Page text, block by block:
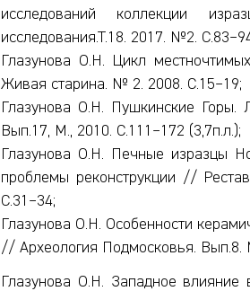
исследований коллекции
исследования.Т.18. 2017. №2.
Глазунова О.Н. Цикл
Живая старина. № 2. 2008. С.15–19;
Глазунова О.Н. Пушкинские Горы.
Вып.17, М., 2010. С.111–172 (3,7п.л.);
Глазунова О.Н. Печные изразцы
проблемы реконструкции //
С.31–34;
Глазунова О.Н. Особенности
// Археология Подмосковья. Вып.8.
Глазунова О.Н. Западное